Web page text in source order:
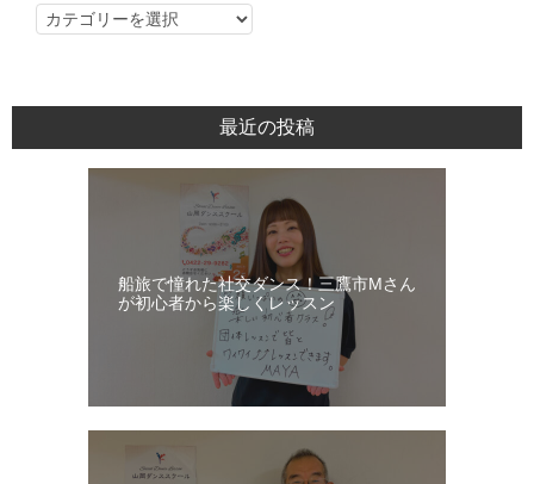
社
ン
最近の投稿
船旅で憧れた社交ダンス！三鷹市Mさん
が初心者から楽しくレッスン